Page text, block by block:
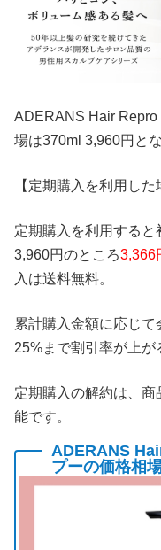
ADERANS Hair
場は370ml 3,960円と
【定期購入を利用した
定期購入を利用する
3,960円のところ3,366
入は送料無料。
累計購入金額に応じ
25%まで割引率が上が
定期購入の解約は、
能です。
ADERANS
プーの価格相